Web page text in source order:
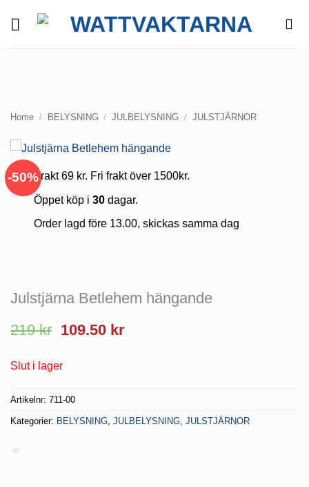
Home / BELYSNING / JULBELYSNING / JULSTJÄRNOR
-50%Frakt 69 kr. Fri frakt över 1500kr.
Öppet köp i 30dagar.
Order lagd före 13.00, skickas samma dag
Julstjärna Betlehem hängande
219kr Det
priset
var:
219 kr.
109.50 krDet
109.50 kr.
Slut i lager
Artikelnr: 711-00
Kategorier: BELYSNING, JULBELYSNING, JULSTJÄRNOR